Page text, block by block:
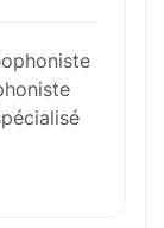
ici